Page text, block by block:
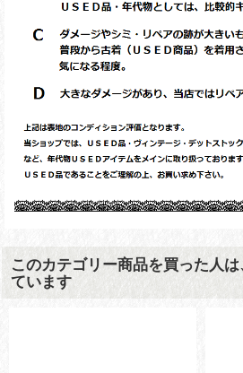
このカテゴリー商品を買った人
ています